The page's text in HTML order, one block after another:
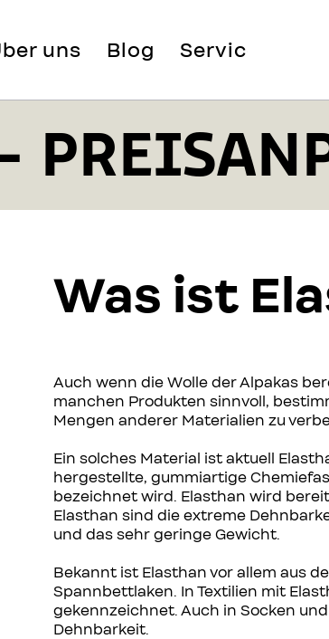
uns Blog Service
Was ist
Auch wenn die Wolle der Alpakas
manchen Produkten sinnvoll,
Mengen anderer Materialien zu
Ein solches Material ist aktuell
hergestellte, gummiartige
bezeichnet wird. Elasthan wird
Elasthan sind die extreme
und das sehr geringe Gewicht.
Bekannt ist Elasthan vor allem aus
Spannbettlaken. In Textilien mit
gekennzeichnet. Auch in Socken
Dehnbarkeit.